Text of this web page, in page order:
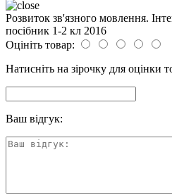
Розвиток зв'язного мовлення.
посібник 1-2 кл 2016
Оцініть товар:
Натисніть на зірочку для оцінки
Ваш відгук: